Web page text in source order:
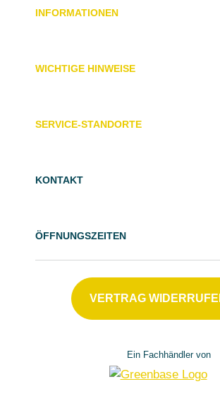
INFORMATIONEN
WICHTIGE HINWEISE
SERVICE-STANDORTE
KONTAKT
ÖFFNUNGSZEITEN
VERTRAG
Ein Fachhändler von